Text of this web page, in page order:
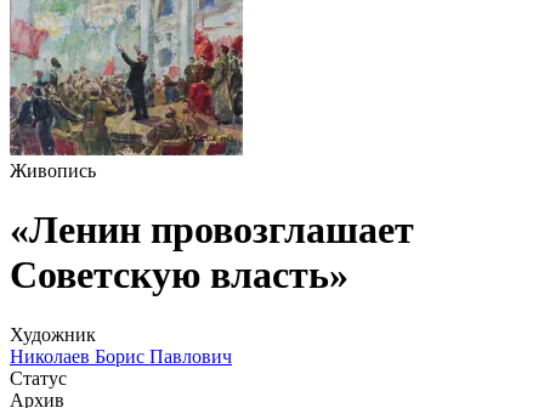
Живопись
«Ленин провозглашает
Советскую власть»
Художник
Николаев Борис Павлович
Статус
Архив